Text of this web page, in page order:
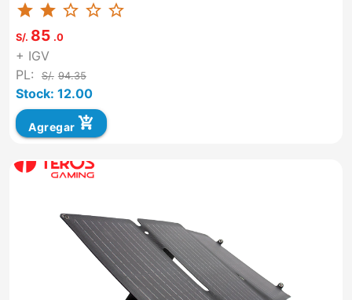
star star star_border star_border star_border
S/. 85 .0
+ IGV
PL:
S/. 94.35
Stock: 12.00
Agregar add_shopping_cart